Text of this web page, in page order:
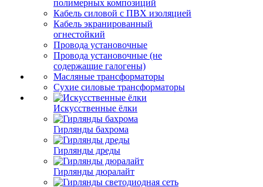
полимерных композиций
Кабель силовой с ПВХ изоляцией
Кабель экранированный
огнестойкий
Провода установочные
Провода установочные (не
содержащие галогены)
Масляные трансформаторы
Сухие силовые трансформаторы
Искусственные ёлки
Гирлянды бахрома
Гирлянды дреды
Гирлянды дюралайт